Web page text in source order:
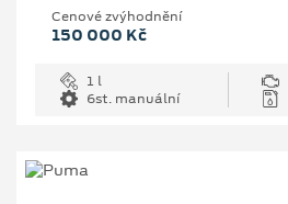
Cenové zvýhodnění
150 000 Kč
1 l
6st. manuální